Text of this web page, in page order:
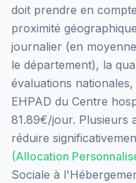
doit prendre en
proximité
journalier (en
le département), la
évaluations
EHPAD du Centre
81.89€/jour. Plusieurs
réduire
(Allocation
Sociale à